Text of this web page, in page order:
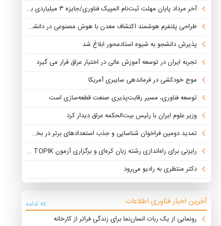
آخر مرداد پایان مهلت ثبت‌نام المپیک فناوری/جایزه ۳ میلیاردی برای برگزیدگان ۱۵ لیگ
طراحی پلتفرم هوشمند اکتشاف معدن با هوش مصنوعی در دانشگاه امیرکبیر
پذیرش دانشجو به شیوه استادمحور ابلاغ شد
تجربه ایران در توسعه آموزش عالی در اختیار عراق قرار می گیرد
موج خودکشی در فرماندهی سایبری آمریکا
توسعه فناوری، مسیر رقابت‌پذیری صنعت قطعه‌سازی است
وزیر علوم ایران با رئیس بیت‌الحکمه عراق دیدار کرد
تمدید دومین فراخوان شناسایی و جذب استعدادهای برتر در بخش خصوصی
رایزنی برای راه‌اندازی رشته زبان کره‌ای و برگزاری آزمون TOPIK در ایران
دکتر منتظری به رادیو می‌رود
آخرین اخبار فناوری اطلاعات
ادامه
رونمایی از یک ربات انسان‌نما برای زندگی فراتر از کارخانه